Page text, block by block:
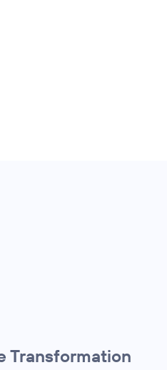
Transformation